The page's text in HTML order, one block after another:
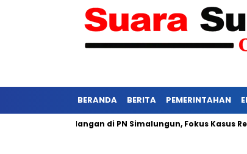
BERANDA BERITA PEMERINTAHAN
Persidangan di PN Simalungun, Fokus Kasus Rentan